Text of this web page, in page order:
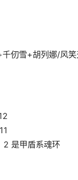
千仞雪+胡列娜/风
2 是甲盾系魂环